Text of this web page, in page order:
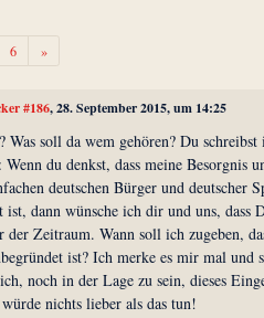
6 »Weiter
#186, 28. September 2015, um 14:25
Was soll da wem gehören? Du
Wenn du denkst, dass meine Besorgnis
deutschen Bürger und deutscher
ist, dann wünsche ich dir und uns, dass
der Zeitraum. Wann soll ich zugeben,
ist? Ich merke es mir mal und
noch in der Lage zu sein, dieses
nichts lieber als das tun!